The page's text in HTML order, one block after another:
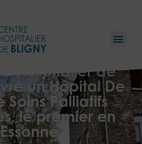
Hospitalier de
un Hôpital De
Soins Palliatifs
le premier en
Essonne